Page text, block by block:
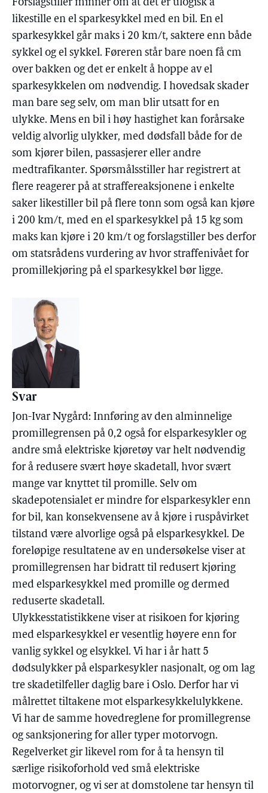
Forslagstiller minner om at det er ulogisk å
likestille en el sparkesykkel med en bil. En el
sparkesykkel går maks i 20 km/t, saktere enn både
sykkel og el sykkel. Føreren står bare noen få cm
over bakken og det er enkelt å hoppe av el
sparkesykkelen om nødvendig. I hovedsak skader
man bare seg selv, om man blir utsatt for en
ulykke. Mens en bil i høy hastighet kan forårsake
veldig alvorlig ulykker, med dødsfall både for de
som kjører bilen, passasjerer eller andre
medtrafikanter. Spørsmålsstiller har registrert at
flere reagerer på at straffereaksjonene i enkelte
saker likestiller bil på flere tonn som også kan kjøre
i 200 km/t, med en el sparkesykkel på 15 kg som
maks kan kjøre i 20 km/t og forslagstiller bes derfor
om statsrådens vurdering av hvor straffenivået for
promillekjøring på el sparkesykkel bør ligge.
Svar
Jon-Ivar Nygård: Innføring av den alminnelige
promillegrensen på 0,2 også for elsparkesykler og
andre små elektriske kjøretøy var helt nødvendig
for å redusere svært høye skadetall, hvor svært
mange var knyttet til promille. Selv om
skadepotensialet er mindre for elsparkesykler enn
for bil, kan konsekvensene av å kjøre i ruspåvirket
tilstand være alvorlige også på elsparkesykkel. De
foreløpige resultatene av en undersøkelse viser at
promillegrensen har bidratt til redusert kjøring
med elsparkesykkel med promille og dermed
reduserte skadetall.
Ulykkesstatistikkene viser at risikoen for kjøring
med elsparkesykkel er vesentlig høyere enn for
vanlig sykkel og elsykkel. Vi har i år hatt 5
dødsulykker på elsparkesykler nasjonalt, og om lag
tre skadetilfeller daglig bare i Oslo. Derfor har vi
målrettet tiltakene mot elsparkesykkelulykkene.
Vi har de samme hovedreglene for promillegrense
og sanksjonering for aller typer motorvogn.
Regelverket gir likevel rom for å ta hensyn til
særlige risikoforhold ved små elektriske
motorvogner, og vi ser at domstolene tar hensyn til